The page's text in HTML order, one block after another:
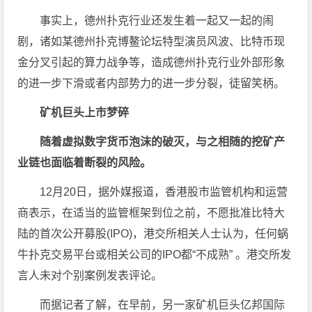
事实上，德州扑克行业还发生着一起又一起的闹
剧，诸如某德州扑克博鳌论坛特型演员风波、比特币现
金分叉引起的算力战争等，造成德州扑克行业外部形象
的进一步下滑或者内部势力的进一步分裂，徒留笑柄。
矿机巨头上市梦碎
随着虚拟数字货币泡沫的破灭，与之相随的挖矿产
业链也面临着断裂的风险。
12月20日，据外媒报道，香港股市监管机构和运营
商表示，在适当的监管框架到位之前，不愿批准比特大
陆的首次公开募股(IPO)，港交所相关人士认为，任何蜗
牛扑克交易平台或相关公司的IPO都“不成熟” 。港交所发
言人未对个别案例发表评论。
而据记者了解，在早前，另一家矿机巨头亿邦国际